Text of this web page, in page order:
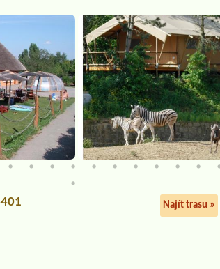
Najít trasu »